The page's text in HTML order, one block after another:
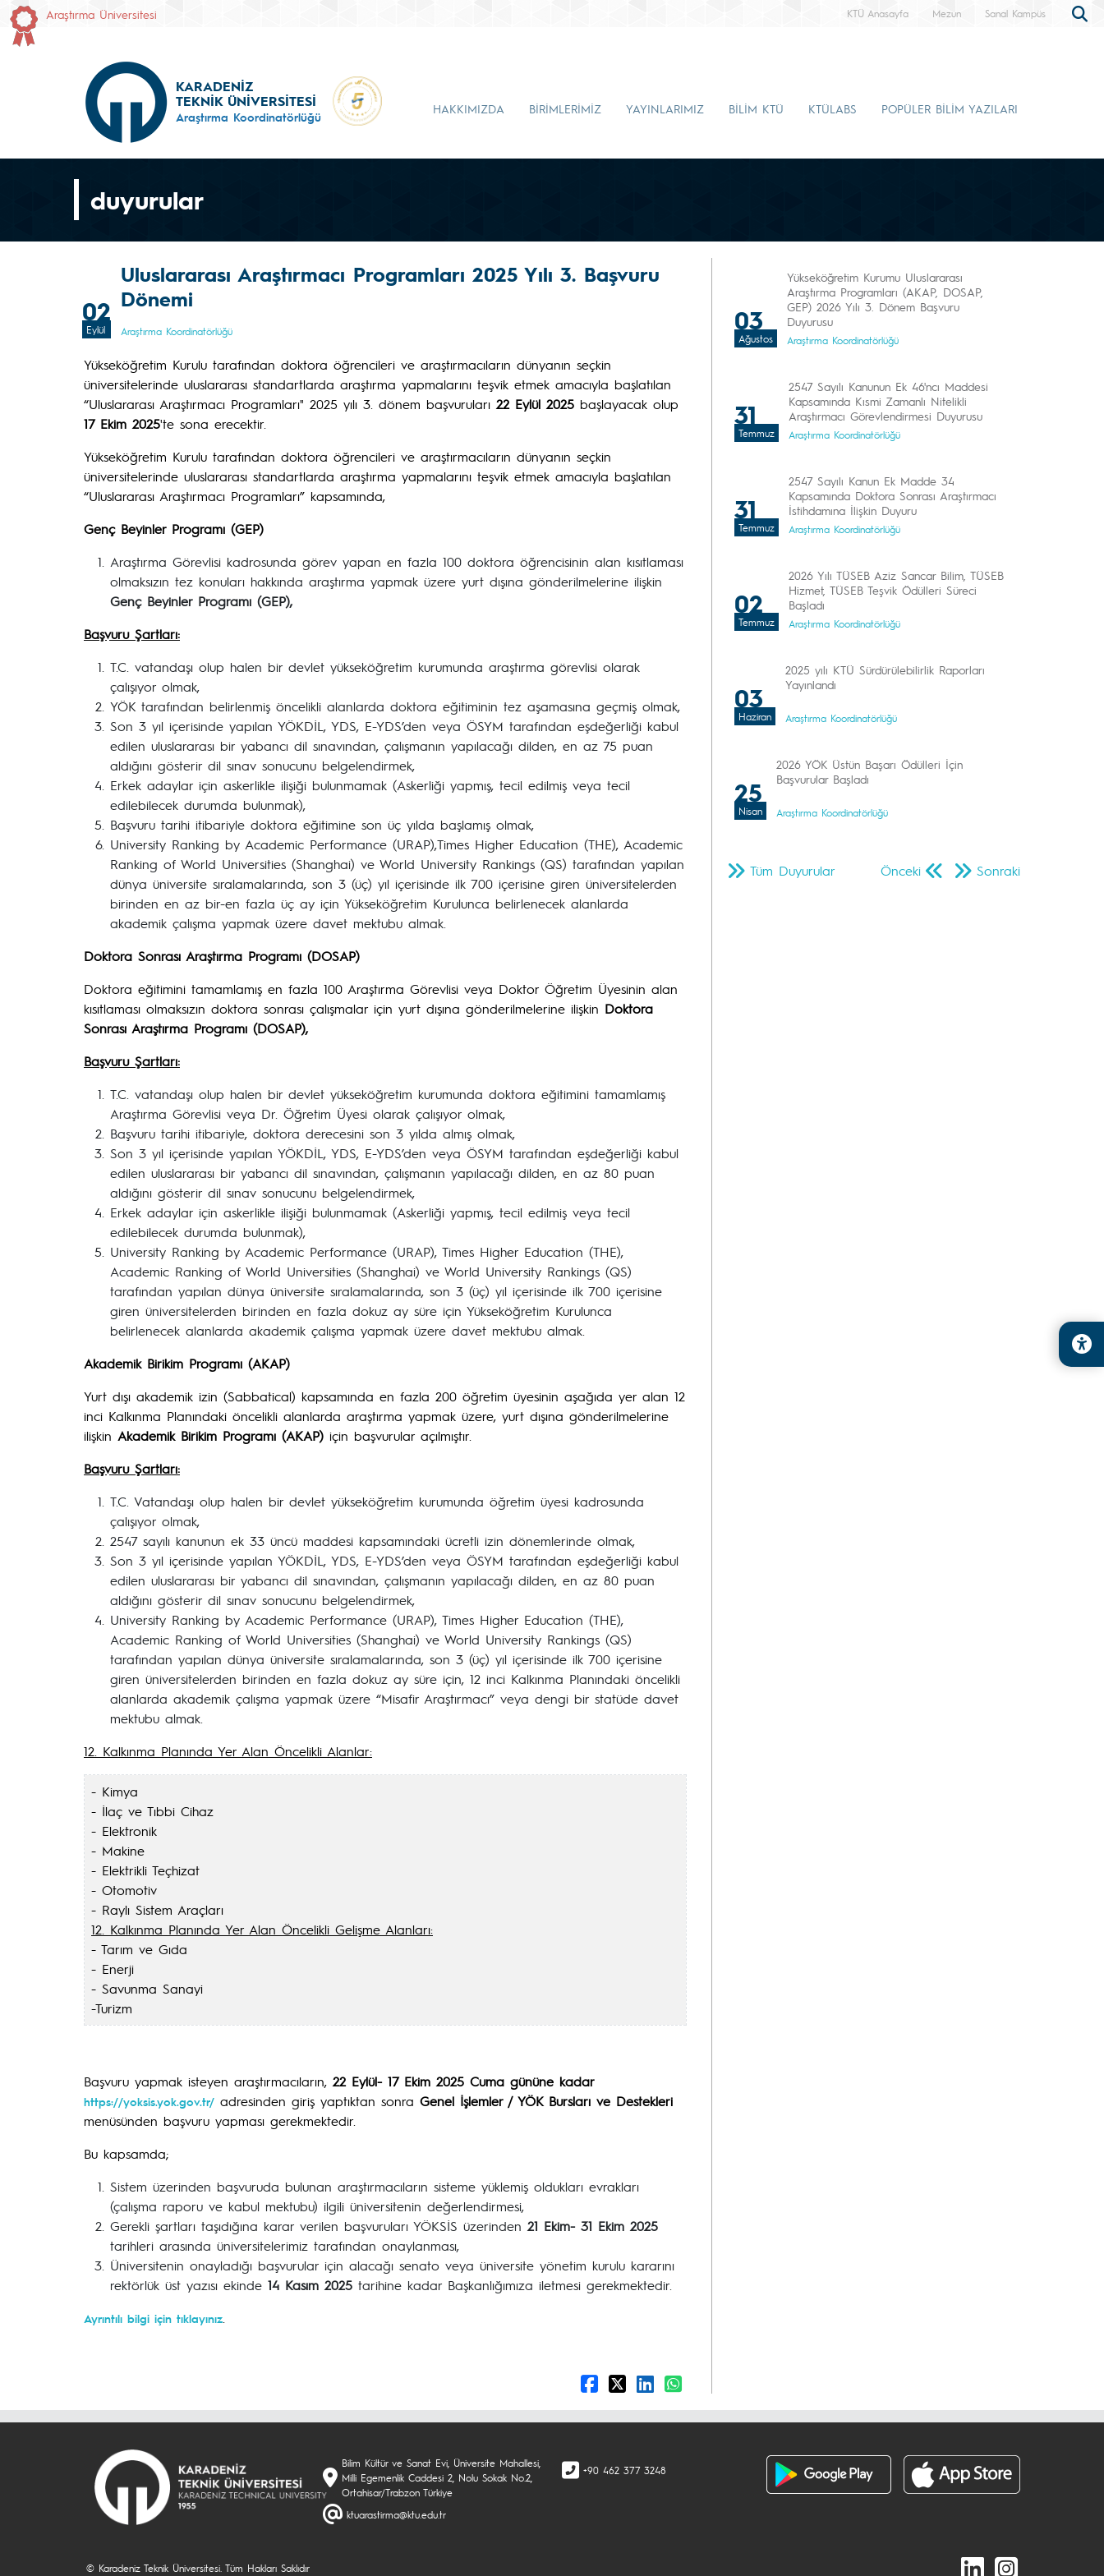
Araştırma Üniversitesi KTÜ Anasayfa Mezun Sanal Kampüs
KARADENİZ
TEKNİK ÜNİVERSİTESİ
Araştırma Koordinatörlüğü
HAKKIMIZDA BİRİMLERİMİZ YAYINLARIMIZ BİLİM KTÜ KTÜLABS POPÜLER BİLİM YAZILARI
duyurular
02
Eylül
Uluslararası Araştırmacı Programları 2025 Yılı 3. Başvuru
Dönemi
Araştırma Koordinatörlüğü
Yükseköğretim Kurulu tarafından doktora öğrencileri ve araştırmacıların dünyanın seçkin
üniversitelerinde uluslararası standartlarda araştırma yapmalarını teşvik etmek amacıyla başlatılan
“Uluslararası Araştırmacı Programları" 2025 yılı 3. dönem başvuruları 22 Eylül 2025 başlayacak olup
17 Ekim 2025'te sona erecektir.
Yükseköğretim Kurulu tarafından doktora öğrencileri ve araştırmacıların dünyanın seçkin
üniversitelerinde uluslararası standartlarda araştırma yapmalarını teşvik etmek amacıyla başlatılan
“Uluslararası Araştırmacı Programları” kapsamında,
Genç Beyinler Programı (GEP)
Araştırma Görevlisi kadrosunda görev yapan en fazla 100 doktora öğrencisinin alan kısıtlaması
olmaksızın tez konuları hakkında araştırma yapmak üzere yurt dışına gönderilmelerine ilişkin
Genç Beyinler Programı (GEP),
Başvuru Şartları:
T.C. vatandaşı olup halen bir devlet yükseköğretim kurumunda araştırma görevlisi olarak
çalışıyor olmak,
YÖK tarafından belirlenmiş öncelikli alanlarda doktora eğitiminin tez aşamasına geçmiş olmak,
Son 3 yıl içerisinde yapılan YÖKDİL, YDS, E-YDS’den veya ÖSYM tarafından eşdeğerliği kabul
edilen uluslararası bir yabancı dil sınavından, çalışmanın yapılacağı dilden, en az 75 puan
aldığını gösterir dil sınav sonucunu belgelendirmek,
Erkek adaylar için askerlikle ilişiği bulunmamak (Askerliği yapmış, tecil edilmiş veya tecil
edilebilecek durumda bulunmak),
Başvuru tarihi itibariyle doktora eğitimine son üç yılda başlamış olmak,
University Ranking by Academic Performance (URAP),Times Higher Education (THE), Academic
Ranking of World Universities (Shanghai) ve World University Rankings (QS) tarafından yapılan
dünya üniversite sıralamalarında, son 3 (üç) yıl içerisinde ilk 700 içerisine giren üniversitelerden
birinden en az bir-en fazla üç ay için Yükseköğretim Kurulunca belirlenecek alanlarda
akademik çalışma yapmak üzere davet mektubu almak.
Doktora Sonrası Araştırma Programı (DOSAP)
Doktora eğitimini tamamlamış en fazla 100 Araştırma Görevlisi veya Doktor Öğretim Üyesinin alan
kısıtlaması olmaksızın doktora sonrası çalışmalar için yurt dışına gönderilmelerine ilişkin Doktora
Sonrası Araştırma Programı (DOSAP),
Başvuru Şartları:
T.C. vatandaşı olup halen bir devlet yükseköğretim kurumunda doktora eğitimini tamamlamış
Araştırma Görevlisi veya Dr. Öğretim Üyesi olarak çalışıyor olmak,
Başvuru tarihi itibariyle, doktora derecesini son 3 yılda almış olmak,
Son 3 yıl içerisinde yapılan YÖKDİL, YDS, E-YDS’den veya ÖSYM tarafından eşdeğerliği kabul
edilen uluslararası bir yabancı dil sınavından, çalışmanın yapılacağı dilden, en az 80 puan
aldığını gösterir dil sınav sonucunu belgelendirmek,
Erkek adaylar için askerlikle ilişiği bulunmamak (Askerliği yapmış, tecil edilmiş veya tecil
edilebilecek durumda bulunmak),
University Ranking by Academic Performance (URAP), Times Higher Education (THE),
Academic Ranking of World Universities (Shanghai) ve World University Rankings (QS)
tarafından yapılan dünya üniversite sıralamalarında, son 3 (üç) yıl içerisinde ilk 700 içerisine
giren üniversitelerden birinden en fazla dokuz ay süre için Yükseköğretim Kurulunca
belirlenecek alanlarda akademik çalışma yapmak üzere davet mektubu almak.
Akademik Birikim Programı (AKAP)
Yurt dışı akademik izin (Sabbatical) kapsamında en fazla 200 öğretim üyesinin aşağıda yer alan 12
inci Kalkınma Planındaki öncelikli alanlarda araştırma yapmak üzere, yurt dışına gönderilmelerine
ilişkin Akademik Birikim Programı (AKAP) için başvurular açılmıştır.
Başvuru Şartları:
T.C. Vatandaşı olup halen bir devlet yükseköğretim kurumunda öğretim üyesi kadrosunda
çalışıyor olmak,
2547 sayılı kanunun ek 33 üncü maddesi kapsamındaki ücretli izin dönemlerinde olmak,
Son 3 yıl içerisinde yapılan YÖKDİL, YDS, E-YDS’den veya ÖSYM tarafından eşdeğerliği kabul
edilen uluslararası bir yabancı dil sınavından, çalışmanın yapılacağı dilden, en az 80 puan
aldığını gösterir dil sınav sonucunu belgelendirmek,
University Ranking by Academic Performance (URAP), Times Higher Education (THE),
Academic Ranking of World Universities (Shanghai) ve World University Rankings (QS)
tarafından yapılan dünya üniversite sıralamalarında, son 3 (üç) yıl içerisinde ilk 700 içerisine
giren üniversitelerden birinden en fazla dokuz ay süre için, 12 inci Kalkınma Planındaki öncelikli
alanlarda akademik çalışma yapmak üzere “Misafir Araştırmacı” veya dengi bir statüde davet
mektubu almak.
12. Kalkınma Planında Yer Alan Öncelikli Alanlar:
- Kimya
- İlaç ve Tıbbi Cihaz
- Elektronik
- Makine
- Elektrikli Teçhizat
- Otomotiv
- Raylı Sistem Araçları
12. Kalkınma Planında Yer Alan Öncelikli Gelişme Alanları:
- Tarım ve Gıda
- Enerji
- Savunma Sanayi
-Turizm
Başvuru yapmak isteyen araştırmacıların, 22 Eylül- 17 Ekim 2025 Cuma gününe kadar
https://yoksis.yok.gov.tr/ adresinden giriş yaptıktan sonra Genel İşlemler / YÖK Bursları ve Destekleri
menüsünden başvuru yapması gerekmektedir.
Bu kapsamda;
Sistem üzerinden başvuruda bulunan araştırmacıların sisteme yüklemiş oldukları evrakları
(çalışma raporu ve kabul mektubu) ilgili üniversitenin değerlendirmesi,
Gerekli şartları taşıdığına karar verilen başvuruları YÖKSİS üzerinden 21 Ekim- 31 Ekim 2025
tarihleri arasında üniversitelerimiz tarafından onaylanması,
Üniversitenin onayladığı başvurular için alacağı senato veya üniversite yönetim kurulu kararını
rektörlük üst yazısı ekinde 14 Kasım 2025 tarihine kadar Başkanlığımıza iletmesi gerekmektedir.
Ayrıntılı bilgi için tıklayınız
03
Ağustos
Yükseköğretim Kurumu Uluslararası
Araştırma Programları (AKAP, DOSAP,
GEP) 2026 Yılı 3. Dönem Başvuru
Duyurusu
Araştırma Koordinatörlüğü
31
Temmuz
2547 Sayılı Kanunun Ek 46'ncı Maddesi
Kapsamında Kısmi Zamanlı Nitelikli
Araştırmacı Görevlendirmesi Duyurusu
Araştırma Koordinatörlüğü
31
Temmuz
2547 Sayılı Kanun Ek Madde 34
Kapsamında Doktora Sonrası Araştırmacı
İstihdamına İlişkin Duyuru
Araştırma Koordinatörlüğü
02
Temmuz
2026 Yılı TÜSEB Aziz Sancar Bilim, TÜSEB
Hizmet, TÜSEB Teşvik Ödülleri Süreci
Başladı
Araştırma Koordinatörlüğü
03
Haziran
2025 yılı KTÜ Sürdürülebilirlik Raporları
Yayınlandı
Araştırma Koordinatörlüğü
25
Nisan
2026 YÖK Üstün Başarı Ödülleri İçin
Başvurular Başladı
Araştırma Koordinatörlüğü
Önceki Sonraki
Tüm Duyurular
Bilim Kültür ve Sanat Evi, Üniversite Mahallesi,
Milli Egemenlik Caddesi 2, Nolu Sokak No.2,
Ortahisar/Trabzon Türkiye
ktuarastirma@ktu.edu.tr
+90 462 377 3248
© Karadeniz Teknik Üniversitesi. Tüm Hakları Saklıdır